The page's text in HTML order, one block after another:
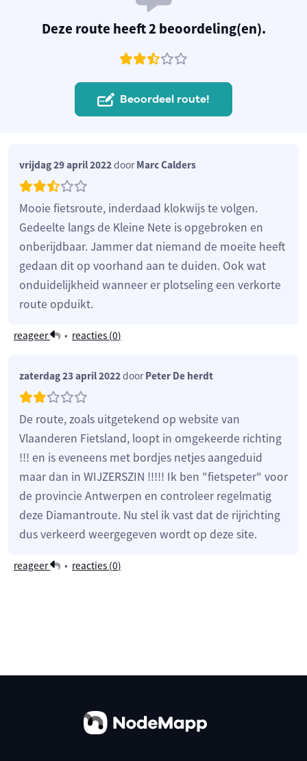
Deze route heeft 2 beoordeling(en).
Beoordeel route!
vrijdag 29 april 2022doorMarc Calders
Mooie fietsroute, inderdaad klokwijs te volgen.
Gedeelte langs de Kleine Nete is opgebroken en
onberijdbaar. Jammer dat niemand de moeite heeft
gedaan dit op voorhand aan te duiden. Ook wat
onduidelijkheid wanneer er plotseling een verkorte
route opduikt.
reageer • reacties (0)
zaterdag 23 april 2022doorPeter De herdt
De route, zoals uitgetekend op website van
Vlaanderen Fietsland, loopt in omgekeerde richting
!!! en is eveneens met bordjes netjes aangeduid
maar dan in WIJZERSZIN !!!!! Ik ben "fietspeter" voor
de provincie Antwerpen en controleer regelmatig
deze Diamantroute. Nu stel ik vast dat de rijrichting
dus verkeerd weergegeven wordt op deze site.
reageer • reacties (0)